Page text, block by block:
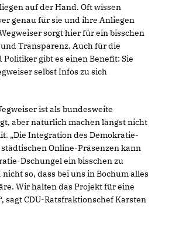
auf der Hand. Oft wissen
genau für sie und ihre Anliegen
sorgt hier für ein bisschen
Transparenz. Auch für die
gibt es einen Benefit: Sie
selbst Infos zu sich
ist als bundesweite
aber natürlich machen längst nicht
„Die Integration des Demokratie-
Online-Präsenzen kann
Dschungel ein bisschen zu
so, dass bei uns in Bochum alles
Wir halten das Projekt für eine
sagt CDU-Ratsfraktionschef Karsten